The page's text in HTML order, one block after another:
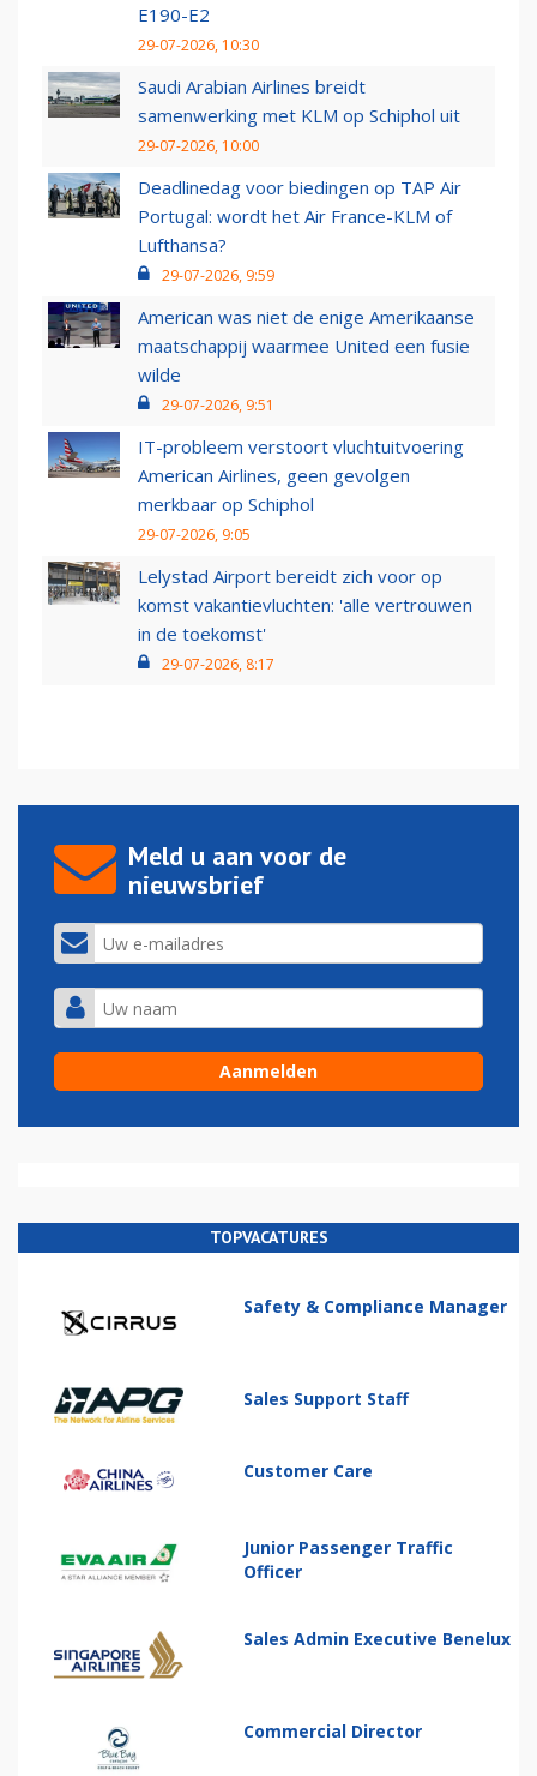
E190-E2
29-07-2026, 10:30
Saudi Arabian Airlines breidt
samenwerking met KLM op Schiphol uit
29-07-2026, 10:00
Deadlinedag voor biedingen op TAP Air
Portugal: wordt het Air France-KLM of
Lufthansa?
29-07-2026, 9:59
American was niet de enige Amerikaanse
maatschappij waarmee United een fusie
wilde
29-07-2026, 9:51
IT-probleem verstoort vluchtuitvoering
American Airlines, geen gevolgen
merkbaar op Schiphol
29-07-2026, 9:05
Lelystad Airport bereidt zich voor op
komst vakantievluchten: 'alle vertrouwen
in de toekomst'
29-07-2026, 8:17
Meld u aan voor de
nieuwsbrief
TOPVACATURES
Safety & Compliance Manager
Sales Support Staff
Customer Care
Junior Passenger Traffic
Officer
Sales Admin Executive Benelux
Commercial Director